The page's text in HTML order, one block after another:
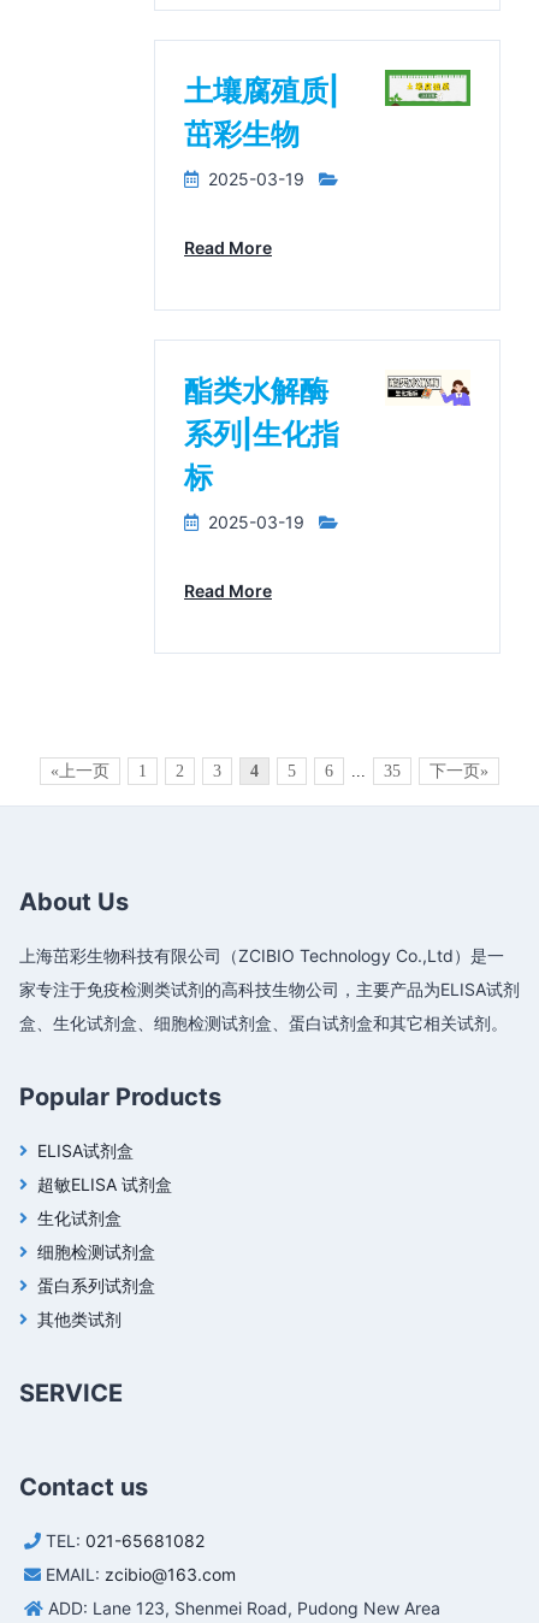
土壤腐殖质|
茁彩生物
2025-03-19
Read More
酯类水解酶
系列|生化指
标
2025-03-19
Read More
«上一页 1 2 3 4 5 6 ... 35 下一页»
About Us
上海茁彩生物科技有限公司（ZCIBIO Technology Co.,Ltd）是一
家专注于免疫检测类试剂的高科技生物公司，主要产品为ELISA试剂
盒、生化试剂盒、细胞检测试剂盒、蛋白试剂盒和其它相关试剂。
Popular Products
ELISA试剂盒
超敏ELISA 试剂盒
生化试剂盒
细胞检测试剂盒
蛋白系列试剂盒
其他类试剂
SERVICE
Contact us
TEL: 021-65681082
EMAIL: zcibio@163.com
ADD: Lane 123, Shenmei Road, Pudong New Area